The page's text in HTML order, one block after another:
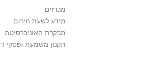
מכרזים
מידע לשעת חירום
מבקרת האוניברסיטה
תקנון משמעת ופסקי